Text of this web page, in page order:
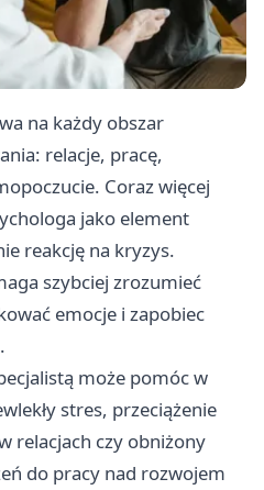
na każdy obszar
relacje, pracę,
Coraz więcej
jako element
reakcję na kryzys.
szybciej zrozumieć
emocje i zapobiec
może pomóc w
stres, przeciążenie
relacjach czy obniżony
do pracy nad rozwojem